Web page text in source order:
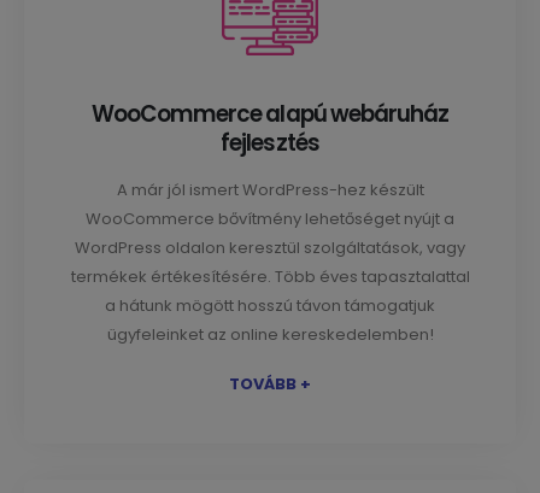
TOVÁBB +
WooCommerce alapú webáruház
fejlesztés
A már jól ismert WordPress-hez készült
WooCommerce bővítmény lehetőséget nyújt a
WordPress oldalon keresztül szolgáltatások, vagy
termékek értékesítésére. Több éves tapasztalattal
a hátunk mögött hosszú távon támogatjuk
ügyfeleinket az online kereskedelemben!